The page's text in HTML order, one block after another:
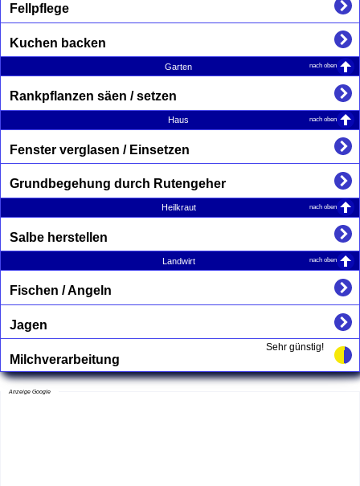
Fellpflege
Kuchen backen
Garten nach oben
Rankpflanzen säen / setzen
Haus nach oben
Fenster verglasen / Einsetzen
Grundbegehung durch Rutengeher
Heilkraut nach oben
Salbe herstellen
Landwirt nach oben
Fischen / Angeln
Jagen
Sehr günstig!
Milchverarbeitung
Anzeige Google